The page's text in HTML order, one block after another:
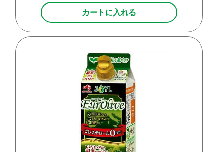
カートに入れる